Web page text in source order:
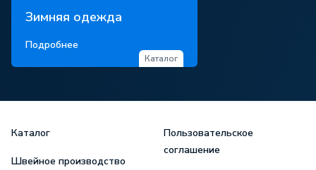
Каталог
Зимняя одежда
Подробнее
Каталог
Швейное производство
Пользовательское
соглашение